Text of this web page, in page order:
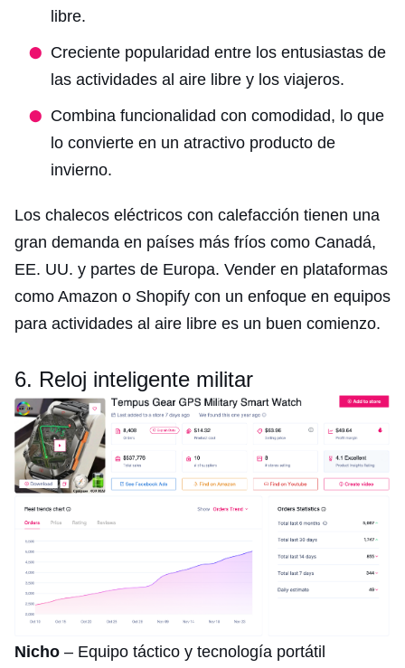
libre.
Creciente popularidad entre los entusiastas de
las actividades al aire libre y los viajeros.
Combina funcionalidad con comodidad, lo que
lo convierte en un atractivo producto de
invierno.
Los chalecos eléctricos con calefacción tienen una
gran demanda en países más fríos como Canadá,
EE. UU. y partes de Europa. Vender en plataformas
como Amazon o Shopify con un enfoque en equipos
para actividades al aire libre es un buen comienzo.
6. Reloj inteligente militar
Nicho – Equipo táctico y tecnología portátil